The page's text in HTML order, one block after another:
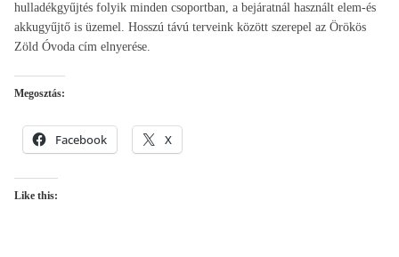
hulladékgyűjtés folyik minden csoportban, a bejáratnál használt elem-és
akkugyűjtő is üzemel. Hosszú távú terveink között szerepel az Örökös
Zöld Óvoda cím elnyerése.
Megosztás:
Facebook X
Like this: